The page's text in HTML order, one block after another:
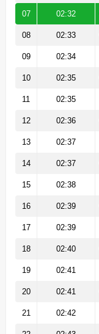
07 02:32
08 02:33
09 02:34
10 02:35
11 02:35
12 02:36
13 02:37
14 02:37
15 02:38
16 02:39
17 02:39
18 02:40
19 02:41
20 02:41
21 02:42